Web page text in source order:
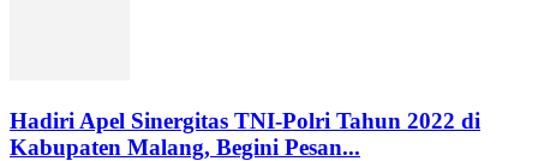
Hadiri Apel Sinergitas TNI-Polri Tahun 2022 di
Kabupaten Malang, Begini Pesan...